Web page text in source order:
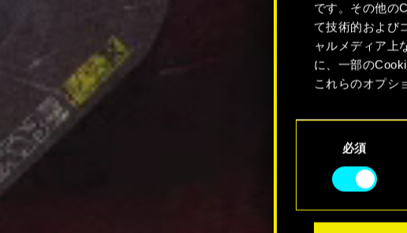
です。その他の
て技術的および
ャルメディア上
に、一部の
これらのオプシ
Cookieの使用お
メニューでご確
必須